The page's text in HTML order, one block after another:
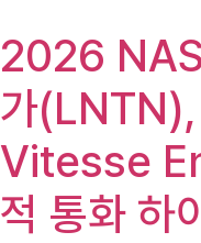
2026
가
Vitesse
적 통화 하